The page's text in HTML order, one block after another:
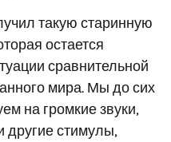
такую старинную
остается
сравнительной
мира. Мы до сих
на громкие звуки,
другие стимулы,